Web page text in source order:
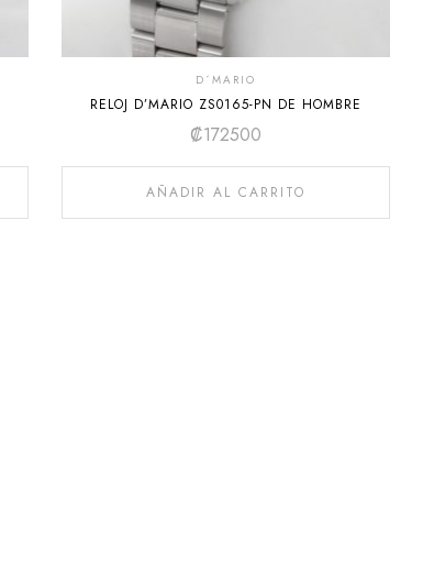
D´MARIO
RELOJ D’MARIO ZS0165-PN DE HOMBRE
₡172500
AÑADIR AL CARRITO